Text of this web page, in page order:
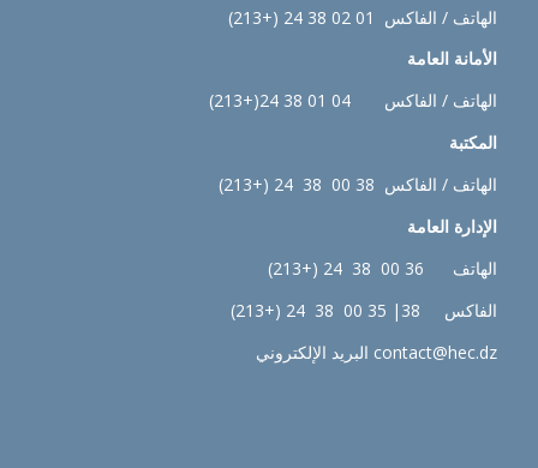
الهاتف / الفاكس 01 02 38 24 (+213)
الأمانة العامة
الهاتف / الفاكس 04 01 38 24(+213)
المكتبة
الهاتف / الفاكس 38 00 38 24 (+213)
الإدارة العامة
الهاتف 36 00 38 24 (+213)
الفاكس 38| 35 00 38 24 (+213)
contact@hec.dz البريد الإلكتروني